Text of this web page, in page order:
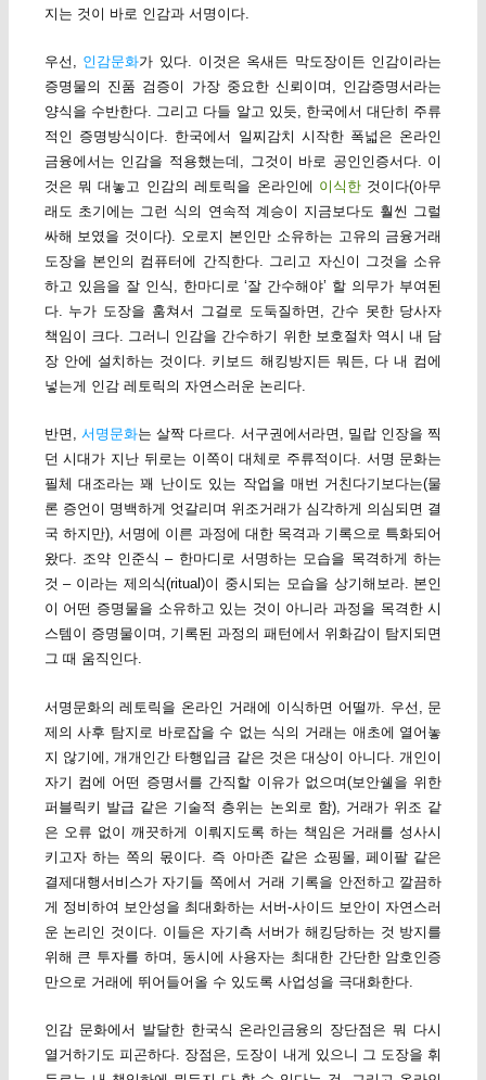
지는 것이 바로 인감과 서명이다.
우선, 인감문화가 있다. 이것은 옥새든 막도장이든 인감이라는
증명물의 진품 검증이 가장 중요한 신뢰이며, 인감증명서라는
양식을 수반한다. 그리고 다들 알고 있듯, 한국에서 대단히 주류
적인 증명방식이다. 한국에서 일찌감치 시작한 폭넓은 온라인
금융에서는 인감을 적용했는데, 그것이 바로 공인인증서다. 이
것은 뭐 대놓고 인감의 레토릭을 온라인에 이식한것이다(아무
래도 초기에는 그런 식의 연속적 계승이 지금보다도 훨씬 그럴
싸해 보였을 것이다). 오로지 본인만 소유하는 고유의 금융거래
도장을 본인의 컴퓨터에 간직한다. 그리고 자신이 그것을 소유
하고 있음을 잘 인식, 한마디로 ‘잘 간수해야’ 할 의무가 부여된
다. 누가 도장을 훔쳐서 그걸로 도둑질하면, 간수 못한 당사자
책임이 크다. 그러니 인감을 간수하기 위한 보호절차 역시 내 담
장 안에 설치하는 것이다. 키보드 해킹방지든 뭐든, 다 내 컴에
넣는게 인감 레토릭의 자연스러운 논리다.
반면, 서명문화는 살짝 다르다. 서구권에서라면, 밀랍 인장을 찍
던 시대가 지난 뒤로는 이쪽이 대체로 주류적이다. 서명 문화는
필체 대조라는 꽤 난이도 있는 작업을 매번 거친다기보다는(물
론 증언이 명백하게 엇갈리며 위조거래가 심각하게 의심되면 결
국 하지만), 서명에 이른 과정에 대한 목격과 기록으로 특화되어
왔다. 조약 인준식 – 한마디로 서명하는 모습을 목격하게 하는
것 – 이라는 제의식(ritual)이 중시되는 모습을 상기해보라. 본인
이 어떤 증명물을 소유하고 있는 것이 아니라 과정을 목격한 시
스템이 증명물이며, 기록된 과정의 패턴에서 위화감이 탐지되면
그 때 움직인다.
서명문화의 레토릭을 온라인 거래에 이식하면 어떨까. 우선, 문
제의 사후 탐지로 바로잡을 수 없는 식의 거래는 애초에 열어놓
지 않기에, 개개인간 타행입금 같은 것은 대상이 아니다. 개인이
자기 컴에 어떤 증명서를 간직할 이유가 없으며(보안쉘을 위한
퍼블릭키 발급 같은 기술적 층위는 논외로 함), 거래가 위조 같
은 오류 없이 깨끗하게 이뤄지도록 하는 책임은 거래를 성사시
키고자 하는 쪽의 몫이다. 즉 아마존 같은 쇼핑몰, 페이팔 같은
결제대행서비스가 자기들 쪽에서 거래 기록을 안전하고 깔끔하
게 정비하여 보안성을 최대화하는 서버-사이드 보안이 자연스러
운 논리인 것이다. 이들은 자기측 서버가 해킹당하는 것 방지를
위해 큰 투자를 하며, 동시에 사용자는 최대한 간단한 암호인증
만으로 거래에 뛰어들어올 수 있도록 사업성을 극대화한다.
인감 문화에서 발달한 한국식 온라인금융의 장단점은 뭐 다시
열거하기도 피곤하다. 장점은, 도장이 내게 있으니 그 도장을 휘